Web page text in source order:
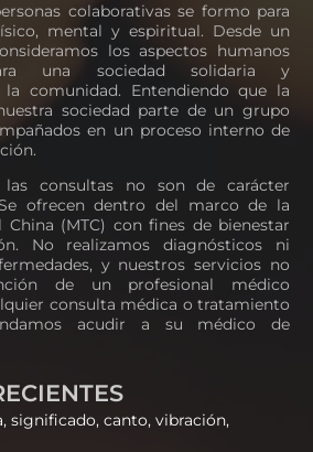
colaborativas se formo para
mental y espiritual. Desde un
los aspectos humanos
una sociedad solidaria y
comunidad. Entendiendo que la
sociedad parte de un grupo
en un proceso interno de
las consultas no son de carácter
ofrecen dentro del marco de la
China (MTC) con fines de bienestar
No realizamos diagnósticos ni
y nuestros servicios no
de un profesional médico
consulta médica o tratamiento
acudir a su médico de
significado, canto, vibración,